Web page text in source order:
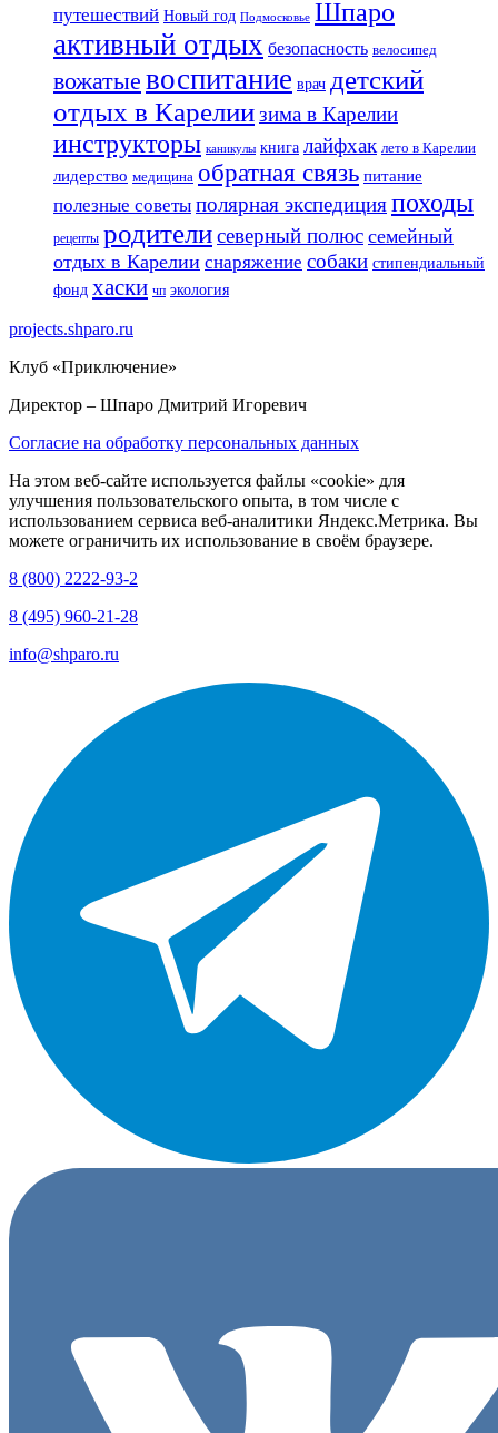
путешествий Новый год Подмосковье Шпаро
активный отдых безопасность велосипед
вожатые воспитание врач детский
отдых в Карелиизима в Карелии
инструкторы каникулы книга лайфхак лето в Карелии
лидерство медицина обратная связь питание
полезные советы полярная экспедицияпоходы
рецепты родителисеверный полюс семейный
отдых в Карелии снаряжение собаки стипендиальный
фонд хаски чп экология
projects.shparo.ru
Клуб «Приключение»
Директор – Шпаро Дмитрий Игоревич
Согласие на обработку персональных данных
На этом веб-сайте используется файлы «cookie» для
улучшения пользовательского опыта, в том числе с
использованием сервиса веб-аналитики Яндекс.Метрика. Вы
можете ограничить их использование в своём браузере.
8 (800) 2222-93-2
8 (495) 960-21-28
info@shparo.ru